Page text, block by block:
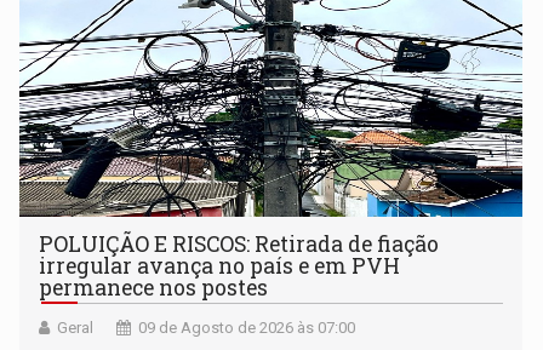
POLUIÇÃO E RISCOS: Retirada de fiação
irregular avança no país e em PVH
permanece nos postes
Geral 09 de Agosto de 2026 às 07:00